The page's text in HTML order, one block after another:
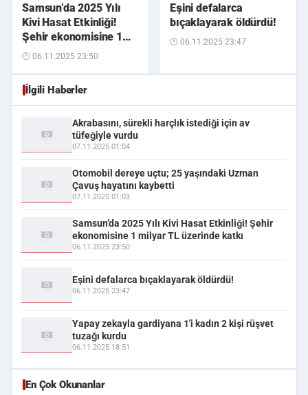
Samsun’da 2025 Yılı
Kivi Hasat Etkinliği!
Şehir ekonomisine 1
milyar TL üzerinde
🕐 06.11.2025 23:50
Eşini defalarca
bıçaklayarak öldürdü!
🕐 06.11.2025 23:47
İlgili Haberler
Akrabasını, sürekli harçlık istediği için av
tüfeğiyle vurdu
07.11.2025 01:04
Otomobil dereye uçtu; 25 yaşındaki Uzman
Çavuş hayatını kaybetti
07.11.2025 01:03
Samsun’da 2025 Yılı Kivi Hasat Etkinliği! Şehir
ekonomisine 1 milyar TL üzerinde katkı
06.11.2025 23:50
Eşini defalarca bıçaklayarak öldürdü!
06.11.2025 23:47
Yapay zekayla gardiyana 1'i kadın 2 kişi rüşvet
tuzağı kurdu
06.11.2025 18:51
En Çok Okunanlar